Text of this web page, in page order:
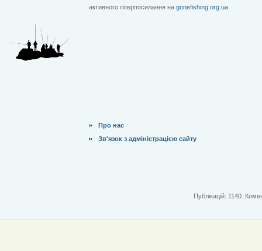
активного гіперпосилання на gonefishing.org.ua
Про нас
Зв'язок з адміністрацією сайту
Публікацій: 1140.